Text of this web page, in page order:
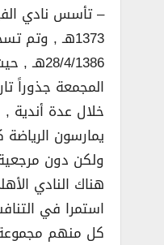
– تأسس نادي
1373هـ , وتم
28/4/
المجمعة جذوراً
خلال عدة أندية
يمارسون
ولكن دون
هناك النادي
استمرا في
كل منهم